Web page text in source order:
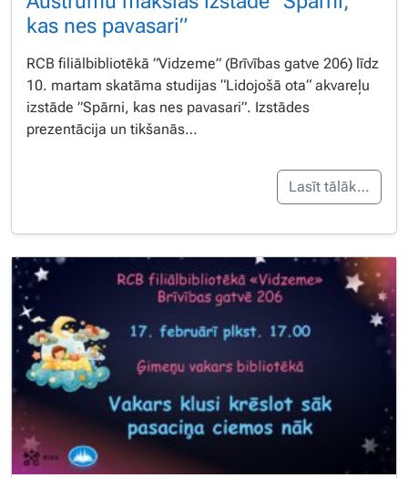
kas nes pavasari”
RCB filiālbibliotēkā ”Vidzeme” (Brīvības gatve 206) līdz
10. martam skatāma studijas “Lidojošā ota“ akvareļu
izstāde ”Spārni, kas nes pavasari”. Izstādes
prezentācija un tikšanās…
Lasīt tālāk…